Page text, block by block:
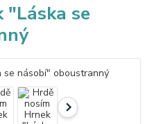
"Láska se